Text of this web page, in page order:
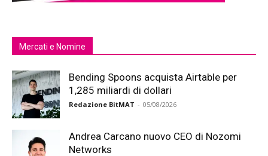
Mercati e Nomine
Bending Spoons acquista Airtable per
1,285 miliardi di dollari
Redazione BitMAT - 05/08/2026
Andrea Carcano nuovo CEO di Nozomi
Networks